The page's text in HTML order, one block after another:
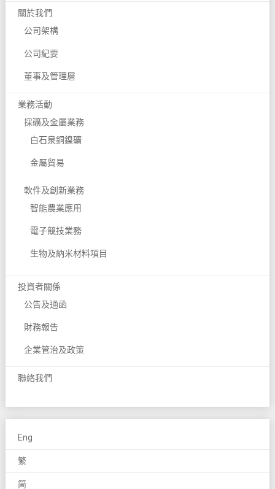
關於我們
公司架構
公司紀要
董事及管理層
業務活動
採礦及金屬業務
白石泉銅鎳礦
金屬貿易
軟件及創新業務
智能農業應用
電子競技業務
生物及納米材料項目
投資者關係
公告及通函
財務報告
企業管治及政策
聯絡我們
Eng
繁
简